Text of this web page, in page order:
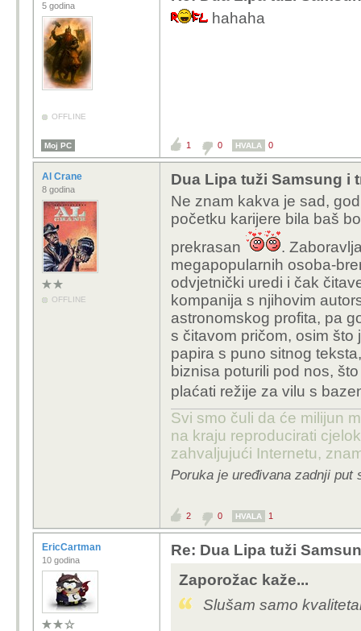
5 godina
OFFLINE
hahaha
Moj PC 1 0 HVALA 0
Al Crane
8 godina
OFFLINE
Dua Lipa tuži Samsung i
Ne znam kakva je sad,
početku karijere bila baš
prekrasan
.
megapopularnih osoba-
odvjetnički uredi i čak
kompanija s njihovim
astronomskog profita, pa
s čitavom pričom, osim
papira s puno sitnog
biznisa poturili pod nos,
plaćati režije za vilu s
Svi smo čuli da će milijun
na kraju reproducirati
zahvaljujući Internetu,
Poruka je uređivana zadnji put
2 0 HVALA 1
EricCartman
10 godina
Re: Dua Lipa tuži
Zaporožac kaže...
Slušam samo